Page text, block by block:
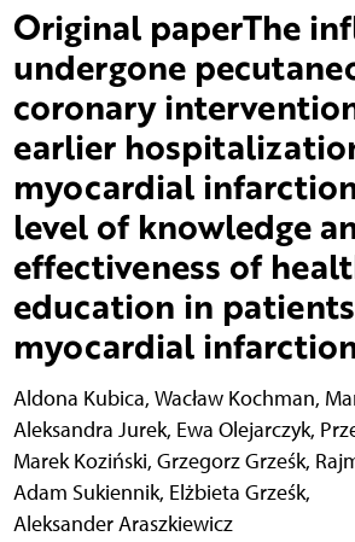
Original paperThe
undergone
coronary
earlier
myocardial
level of knowledge
effectiveness of
education in
myocardial
Aldona Kubica, Wacław Kochman,
Aleksandra Jurek, Ewa Olejarczyk,
Marek Koziński, Grzegorz Grześk,
Adam Sukiennik, Elżbieta Grześk,
Aleksander Araszkiewicz